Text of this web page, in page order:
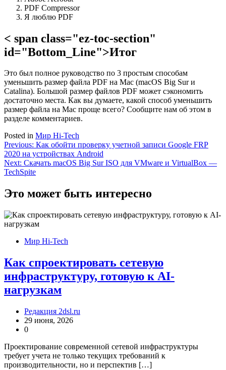
PDF Compressor
Я люблю PDF
< span class="ez-toc-section"
id="Bottom_Line">Итог
Это был полное руководство по 3 простым способам
уменьшить размер файла PDF на Mac (macOS Big Sur и
Catalina). Большой размер файлов PDF может сэкономить
достаточно места. Как вы думаете, какой способ уменьшить
размер файла на Mac проще всего? Сообщите нам об этом в
разделе комментариев.
Posted in Мир Hi-Tech
Навигация
по
записям
Previous: Как обойти проверку учетной записи Google FRP
2020 на устройствах Android
Next: Скачать macOS Big Sur ISO для VMware и VirtualBox —
TechSpite
Это может быть интересно
Мир Hi-Tech
Как спроектировать сетевую
инфраструктуру, готовую к AI-
нагрузкам
Редакция 2dsl.ru
29 июня, 2026
0
Проектирование современной сетевой инфраструктуры
требует учета не только текущих требований к
производительности, но и перспектив […]